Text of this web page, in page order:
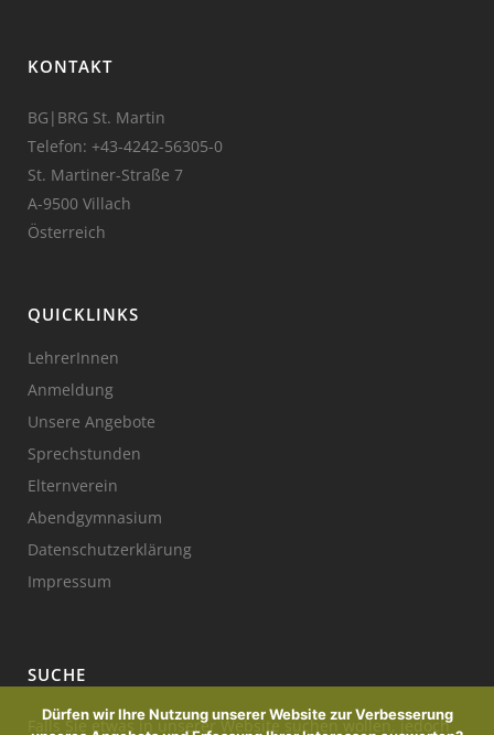
KONTAKT
BG|BRG St. Martin
Telefon: +43-4242-56305-0
St. Martiner-Straße 7
A-9500 Villach
Österreich
QUICKLINKS
LehrerInnen
Anmeldung
Unsere Angebote
Sprechstunden
Elternverein
Abendgymnasium
Datenschutzerklärung
Impressum
SUCHE
Falls Sie etwas in unserer Website suchen wollen, jedoch
Dürfen wir Ihre Nutzung unserer Website zur Verbesserung